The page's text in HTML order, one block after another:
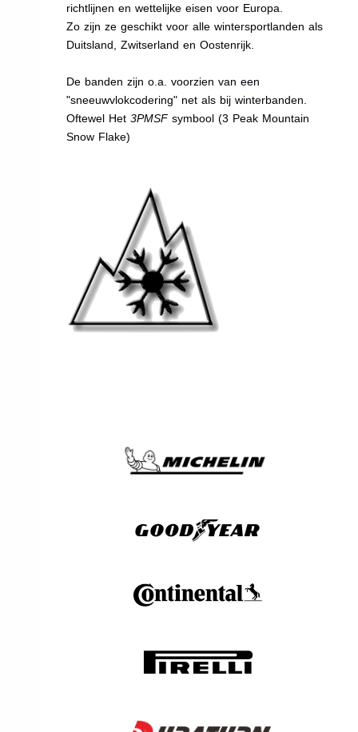
richtlijnen en wettelijke eisen voor Europa.
Zo zijn ze geschikt voor alle wintersportlanden als
Duitsland, Zwitserland en Oostenrijk.
De banden zijn o.a. voorzien van een
"sneeuwvlokcodering" net als bij winterbanden.
Oftewel Het3PMSFsymbool (3 Peak Mountain
Snow Flake)